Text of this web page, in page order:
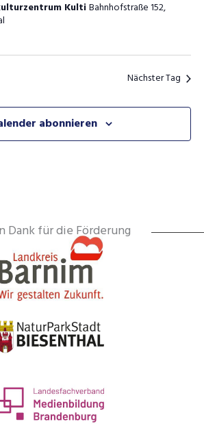
KultiBahnhofstraße 152,
Nächster Tag
abonnieren
Dank für die Förderung